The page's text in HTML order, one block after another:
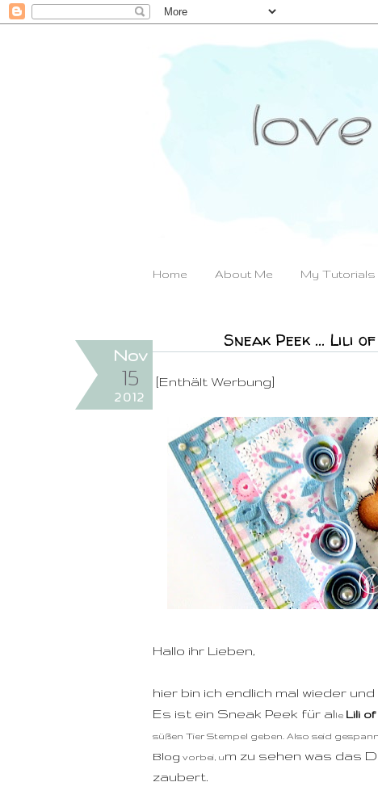
Home About Me My Tutorials
Nov
15
2012
Sneak Peek ... Lili
[Enthält Werbung]
Hallo ihr Lieben,
hier bin ich endlich mal wieder
Es ist ein Sneak Peek für alle Lili
süßen Tier Stempel geben. Also seid
Blog vorbei, um zu sehen was das
zaubert.